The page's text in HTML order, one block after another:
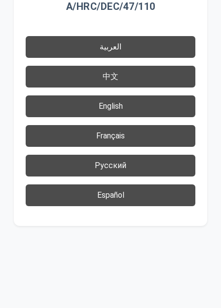
A/HRC/DEC/47/110
العربية
中文
English
Français
Русский
Español